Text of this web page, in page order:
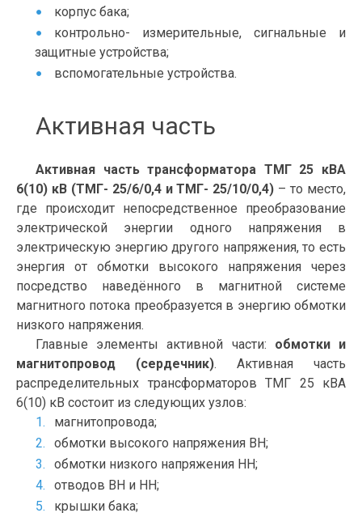
корпус бака;
контрольно- измерительные, сигнальные и
защитные устройства;
вспомогательные устройства.
Активная часть
Активная часть трансформатора ТМГ 25 кВА
6(10) кВ (ТМГ- 25/6/0,4 и ТМГ- 25/10/0,4) – то место,
где происходит непосредственное преобразование
электрической энергии одного напряжения в
электрическую энергию другого напряжения, то есть
энергия от обмотки высокого напряжения через
посредство наведённого в магнитной системе
магнитного потока преобразуется в энергию обмотки
низкого напряжения.
Главные элементы активной части: обмотки и
магнитопровод (сердечник). Активная часть
распределительных трансформаторов ТМГ 25 кВА
6(10) кВ состоит из следующих узлов:
магнитопровода;
обмотки высокого напряжения ВН;
обмотки низкого напряжения НН;
отводов ВН и НН;
крышки бака;